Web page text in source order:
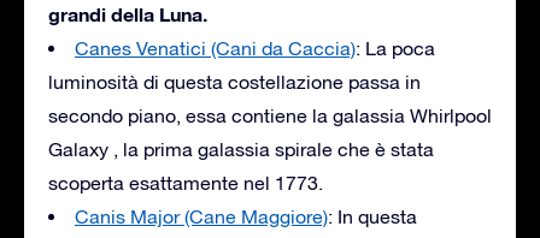
grandi della Luna.
Canes Venatici (Cani da Caccia): La poca
luminosità di questa costellazione passa in
secondo piano, essa contiene la galassia Whirlpool
Galaxy , la prima galassia spirale che è stata
scoperta esattamente nel 1773.
Canis Major (Cane Maggiore): In questa